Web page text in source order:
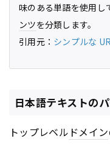
味のある単語を使用し
ンツを分類します。
引用元： シンプルな
日本語テキストの
トップレベル ドメイン